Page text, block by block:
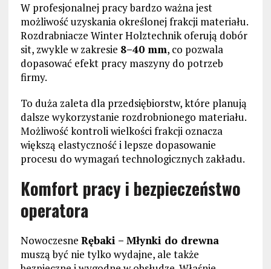
W profesjonalnej pracy bardzo ważna jest
możliwość uzyskania określonej frakcji materiału.
Rozdrabniacze Winter Holztechnik oferują dobór
sit, zwykle w zakresie 8–40 mm, co pozwala
dopasować efekt pracy maszyny do potrzeb
firmy.
To duża zaleta dla przedsiębiorstw, które planują
dalsze wykorzystanie rozdrobnionego materiału.
Możliwość kontroli wielkości frakcji oznacza
większą elastyczność i lepsze dopasowanie
procesu do wymagań technologicznych zakładu.
Komfort pracy i bezpieczeństwo
operatora
Nowoczesne Rębaki – Młynki do drewna
muszą być nie tylko wydajne, ale także